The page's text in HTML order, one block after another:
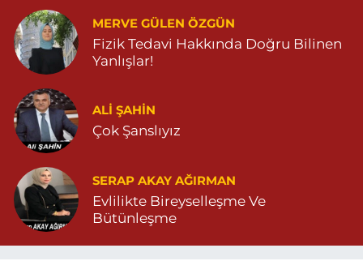
MERVE GÜLEN ÖZGÜN
Fizik Tedavi Hakkında Doğru Bilinen
Yanlışlar!
ALI ŞAHİN
Çok Şanslıyız
SERAP AKAY AĞIRMAN
Evlilikte Bireyselleşme Ve
Bütünleşme